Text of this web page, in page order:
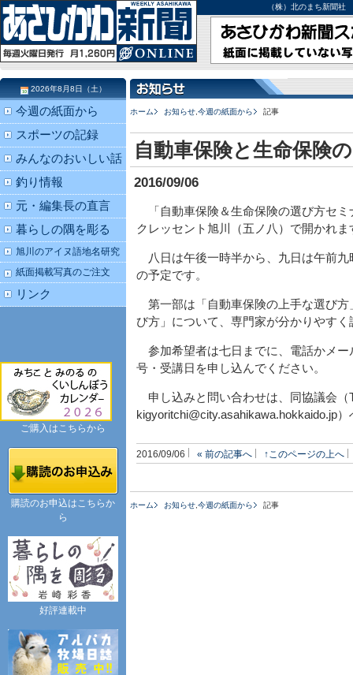
（株）北のまち新聞
ホーム お知らせ 今週の紙面から 記事
自動車保険と生命保険
2016/09/06
「自動車保険＆生命保険の選び方セミ
クレッセント旭川（五ノ八）で開かれ
八日は午後一時半から、九日は午前九
の予定です。
第一部は「自動車保険の上手な選び方
び方」について、専門家が分かりやすく
参加希望者は七日までに、電話かメ
号・受講日を申し込んでください。
申し込みと問い合わせは、同協議会
kigyoritchi@city.asahikawa.hokkaido.jp）
2016/09/06 « 前の記事へ ↑このページの上へ
ホーム お知らせ 今週の紙面から 記事
2026年8月8日（土）
今週の紙面から
スポーツの記録
みんなのおいしい話
釣り情報
元・編集長の直言
暮らしの隅を彫る
旭川のアイヌ語地名研究
紙面掲載写真のご注文
リンク
ご購入はこちらから
購読のお申込はこちらか
ら
好評連載中